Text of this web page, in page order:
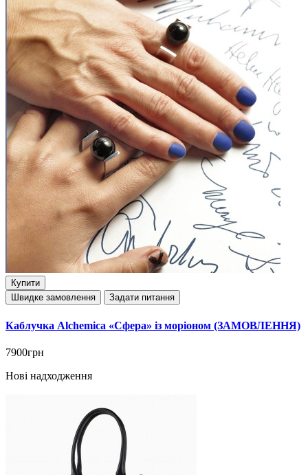
Купити
Швидке замовлення
Задати питання
Каблучка Alchemica «Сфера» із моріоном (ЗАМОВЛЕННЯ)
7900грн
Нові надходження